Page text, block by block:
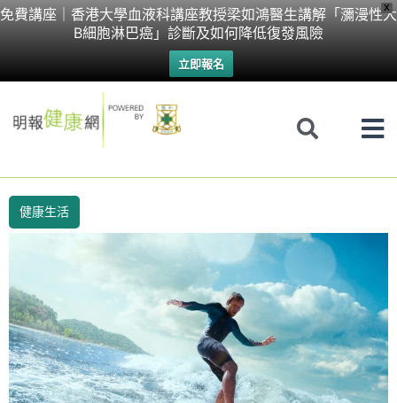
X
免費講座｜香港大學血液科講座教授梁如鴻醫生講解「瀰漫性大
B細胞淋巴癌」診斷及如何降低復發風險
立即報名
Skip
健康生活